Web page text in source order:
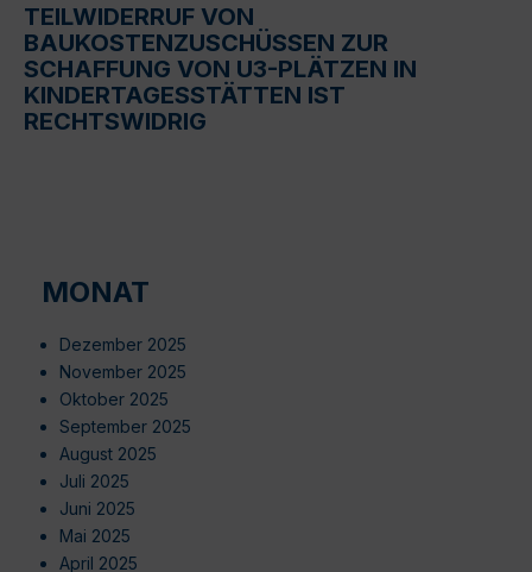
TEILWIDERRUF VON
BAUKOSTENZUSCHÜSSEN ZUR
SCHAFFUNG VON U3-PLÄTZEN IN
KINDERTAGESSTÄTTEN IST
RECHTSWIDRIG
MONAT
Dezember 2025
November 2025
Oktober 2025
September 2025
August 2025
Juli 2025
Juni 2025
Mai 2025
April 2025